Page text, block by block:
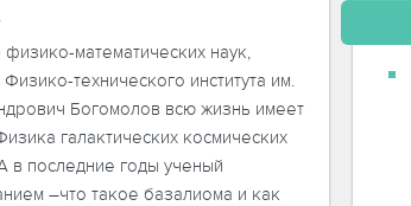
математических наук,
технического института им.
Богомолов всю жизнь имеет
галактических космических
в последние годы ученый
–что такое базалиома и как